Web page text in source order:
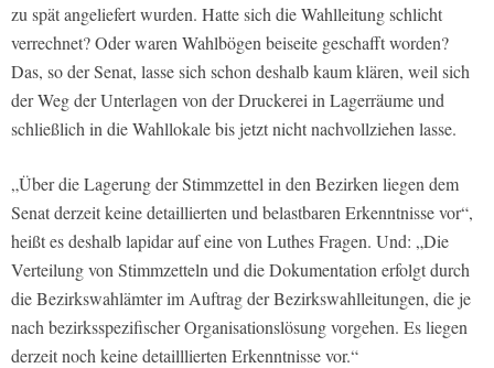
zu spät angeliefert wurden. Hatte sich die Wahlleitung schlicht
verrechnet? Oder waren Wahlbögen beiseite geschafft worden?
Das, so der Senat, lasse sich schon deshalb kaum klären, weil sich
der Weg der Unterlagen von der Druckerei in Lagerräume und
schließlich in die Wahllokale bis jetzt nicht nachvollziehen lasse.
„Über die Lagerung der Stimmzettel in den Bezirken liegen dem
Senat derzeit keine detaillierten und belastbaren Erkenntnisse vor“,
heißt es deshalb lapidar auf eine von Luthes Fragen. Und: „Die
Verteilung von Stimmzetteln und die Dokumentation erfolgt durch
die Bezirkswahlämter im Auftrag der Bezirkswahlleitungen, die je
nach bezirksspezifischer Organisationslösung vorgehen. Es liegen
derzeit noch keine detailllierten Erkenntnisse vor.“